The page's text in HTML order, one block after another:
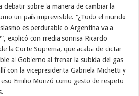
debatir sobre la manera de cambiar la
un país imprevisible. “¿Todo el mundo
es perdurable o Argentina va a
explicó con media sonrisa Ricardo
la Corte Suprema, que acaba de dictar
al Gobierno al frenar la subida del gas
con la vicepresidenta Gabriela Michetti y
Emilio Monzó como gesto de respeto